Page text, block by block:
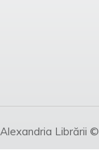
Alexandria Librării